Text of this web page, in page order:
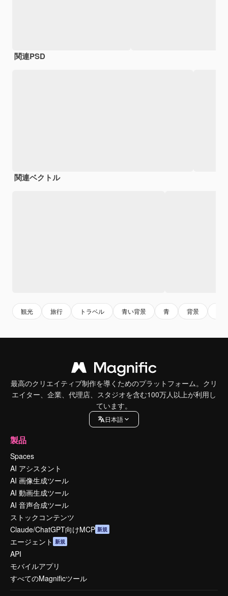
関連PSD
関連ベクトル
観光 旅行 トラベル 青い背景 青 背景
最高のクリエイティブ制作を導くためのプラットフォーム。クリ
エイター、企業、代理店、スタジオを含む100万人以上が利用し
ています。
日本語
製品
Spaces
AI アシスタント
AI 画像生成ツール
AI 動画生成ツール
AI 音声合成ツール
ストックコンテンツ
Claude/ChatGPT向けMCP 新規
エージェント 新規
API
モバイルアプリ
すべてのMagnificツール